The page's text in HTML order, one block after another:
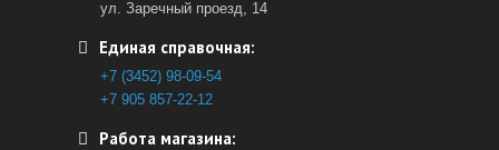
ул. Заречный проезд, 14
Единая справочная:
+7 (3452) 98-09-54
+7 905 857-22-12
Работа магазина: